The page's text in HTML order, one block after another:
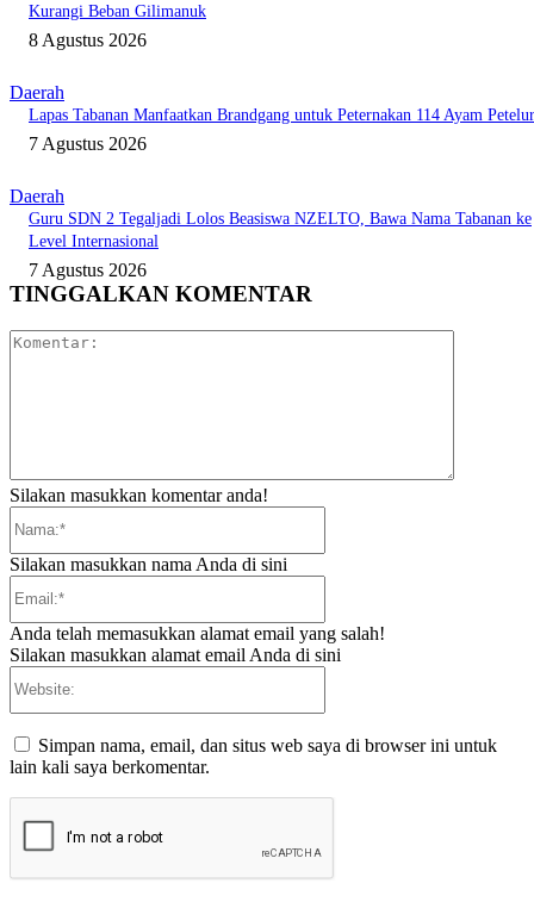
Kurangi Beban Gilimanuk
8 Agustus 2026
Daerah
Lapas Tabanan Manfaatkan Brandgang untuk Peternakan 114 Ayam Petelur
7 Agustus 2026
Daerah
Guru SDN 2 Tegaljadi Lolos Beasiswa NZELTO, Bawa Nama Tabanan ke
Level Internasional
7 Agustus 2026
TINGGALKAN KOMENTAR
Silakan masukkan komentar anda!
Silakan masukkan nama Anda di sini
Anda telah memasukkan alamat email yang salah!
Silakan masukkan alamat email Anda di sini
Simpan nama, email, dan situs web saya di browser ini untuk
lain kali saya berkomentar.